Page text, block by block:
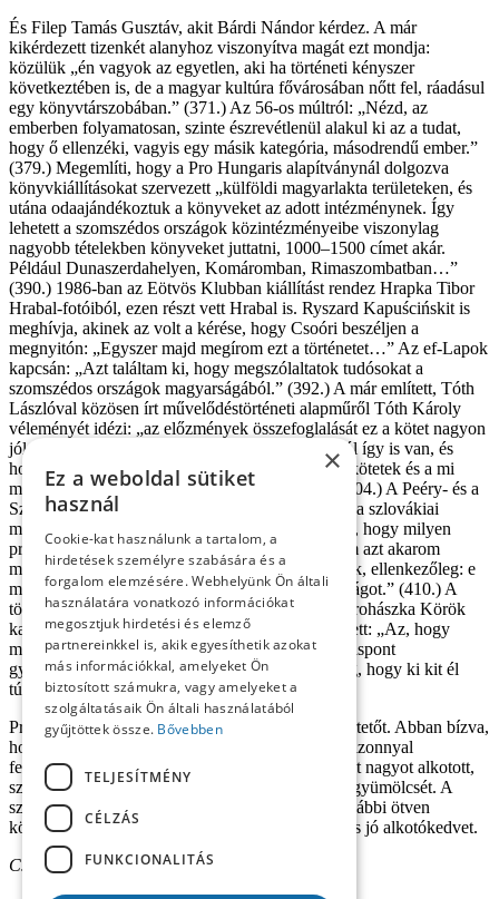
És Filep Tamás Gusztáv, akit Bárdi Nándor kérdez. A már
kikérdezett tizenkét alanyhoz viszonyítva magát ezt mondja:
közülük „én vagyok az egyetlen, aki ha történeti kényszer
következtében is, de a magyar kultúra fővárosában nőtt fel, ráadásul
egy könyvtárszobában.” (371.) Az 56-os múltról: „Nézd, az
emberben folyamatosan, szinte észrevétlenül alakul ki az a tudat,
hogy ő ellenzéki, vagyis egy másik kategória, másodrendű ember.”
(379.) Megemlíti, hogy a Pro Hungaris alapítványnál dolgozva
könyvkiállításokat szervezett „külföldi magyarlakta területeken, és
utána odaajándékoztuk a könyveket az adott intézménynek. Így
lehetett a szomszédos országok közintézményeibe viszonylag
nagyobb tételekben könyveket juttatni, 1000–1500 címet akár.
Például Dunaszerdahelyen, Komáromban, Rimaszombatban…”
(390.) 1986-ban az Eötvös Klubban kiállítást rendez Hrapka Tibor
Hrabal-fotóiból, ezen részt vett Hrabal is. Ryszard Kapuścińskit is
meghívja, akinek az volt a kérése, hogy Csoóri beszéljen a
megnyitón: „Egyszer majd megírom ezt a történetet…” Az ef-Lapok
kapcsán: „Azt találtam ki, hogy megszólaltatok tudósokat a
szomszédos országok magyarságából.” (392.) A már említett, Tóth
Lászlóval közösen írt művelődéstörténeti alapműről Tóth Károly
véleményét idézi: „az előzmények összefoglalását ez a kötet nagyon
jól elvégezte. Szeretném hinni, hogy ez nagyjából így is van, és
hogy az ő munkájuk, a Magyarok Szlovákiában kötetek és a mi
művelődéstörténetünk között van kontinuitás.” (404.) A Peéry- és a
Szvatkó-kötetek összeállítójaként: „Láttam, hogy a szlovákiai
magyar közösség nem ismeri a múltját, nem tudja, hogy milyen
problémák foglalkoztatták az elődöket. Ezzel nem azt akarom
mondani, hogy mi ezzel szemben mindent tudtunk, ellenkezőleg: e
munkák elvégzése közben ismertük meg ezt a világot.” (410.) A
történelmi kisebbségi közelmúltról, a Sarló és a Prohászka Körök
kapcsán, melyekről ’89 előtt torzult képünk lehetett: „Az, hogy
milyen képet alkotunk a múltról, hogy melyik álláspont
győzedelmeskedik, nagyon sok esetben attól függ, hogy ki kit él
túl.” (412.)
Próbáltam nagyon rövidre fogni ezt a könyvismertetőt. Abban bízva,
hogy a nem idézett részekre kíváncsiak minden bizonnyal
fellapozzák a könyvet. Filep Tamás Gusztáv ismét nagyot alkotott,
szorgalma, tehetsége és kutatóhajlama meghozta gyümölcsét. A
szerző augusztusban lesz kerek hatvanéves. A további ötven
kötetterve megvalósításához kívánunk neki erőt és jó alkotókedvet.
Csanda Gábor
×
Ez a weboldal sütiket
használ
Cookie-kat használunk a tartalom, a
hirdetések személyre szabására és a
forgalom elemzésére. Webhelyünk Ön általi
használatára vonatkozó információkat
megosztjuk hirdetési és elemző
partnereinkkel is, akik egyesíthetik azokat
más információkkal, amelyeket Ön
biztosított számukra, vagy amelyeket a
szolgáltatásaik Ön általi használatából
gyűjtöttek össze. Bővebben
TELJESÍTMÉNY
CÉLZÁS
FUNKCIONALITÁS